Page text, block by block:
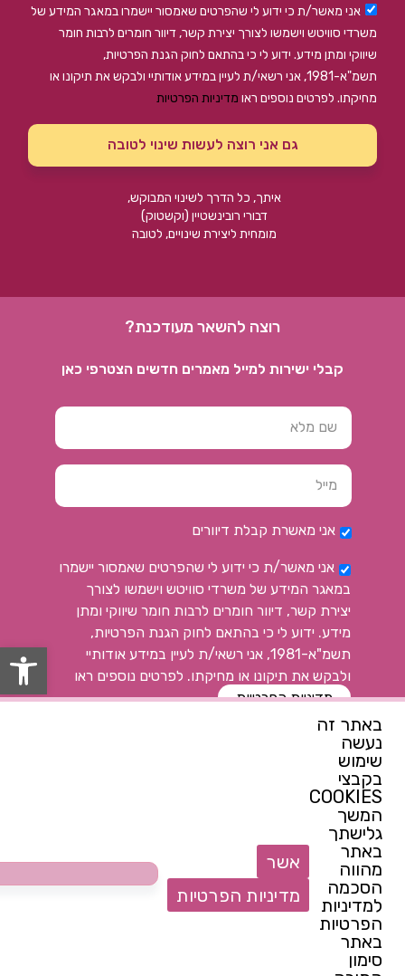
אני מאשר/ת כי ידוע לי שהפרטים שאמסור יישמרו במאגר המידע של
משרדי סוויטש וישמשו לצורך יצירת קשר, דיוור חומרים לרבות חומר
שיווקי ומתן מידע. ידוע לי כי בהתאם לחוק הגנת הפרטיות,
תשמ"א-1981, אני רשאי/ת לעיין במידע אודותיי ולבקש את תיקונו או
מחיקתו. לפרטים נוספים ראו מדיניות הפרטיות
גם אני רוצה לעשות שינוי לטובה
איתך, כל הדרך לשינוי המבוקש,
דבורי רובינשטיין (וקשטוק)
מומחית ליצירת שינויים, לטובה
רוצה להשאר מעודכנת?
קבלי ישירות למייל מאמרים חדשים הצטרפי כאן
אני מאשרת קבלת דיוורים
אני מאשר/ת כי ידוע לי שהפרטים שאמסור יישמרו
במאגר המידע של משרדי סוויטש וישמשו לצורך
יצירת קשר, דיוור חומרים לרבות חומר שיווקי ומתן
מידע. ידוע לי כי בהתאם לחוק הגנת הפרטיות,
תשמ"א-1981, אני רשאי/ת לעיין במידע אודותיי
ולבקש את תיקונו או מחיקתו. לפרטים נוספים ראו
מדיניות הפרטיות
switchcenter@walla.com
הצטרפות לנבחרת של המרכז
באתר זה
נעשה
שימוש
בקבצי
COOKIES
המשך
גלישתך
באתר
מהווה
הסכמה
למדיניות
הפרטיות
באתר
סימון
אשר
מדיניות הפרטיות